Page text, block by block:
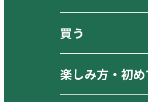
買う
楽しみ方・初